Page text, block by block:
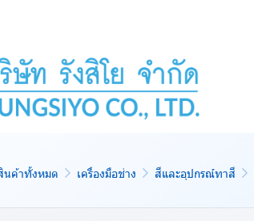
นค้าทั้งหมด เครื่องมือช่าง สีและอุปกรณ์ทาสี